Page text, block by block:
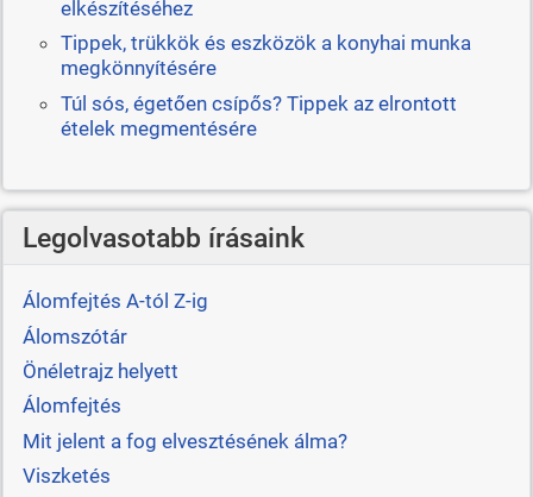
elkészítéséhez
Tippek, trükkök és eszközök a konyhai munka
megkönnyítésére
Túl sós, égetően csípős? Tippek az elrontott
ételek megmentésére
Legolvasotabb írásaink
Álomfejtés A-tól Z-ig
Álomszótár
Önéletrajz helyett
Álomfejtés
Mit jelent a fog elvesztésének álma?
Viszketés